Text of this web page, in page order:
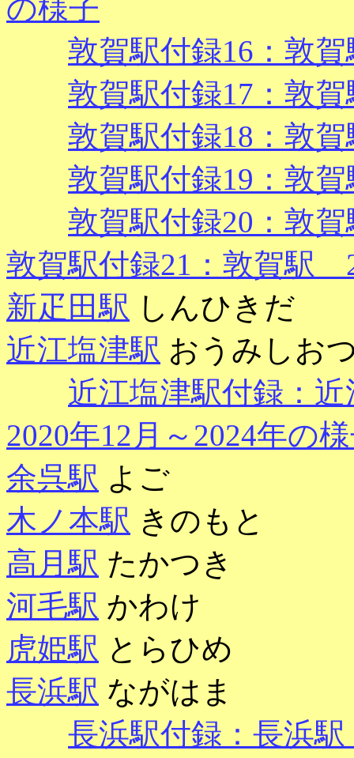
の様子
敦賀駅付録16：敦
敦賀駅付録17：敦
敦賀駅付録18：敦
敦賀駅付録19：敦
敦賀駅付録20：敦
敦賀駅付録21：敦賀駅
新疋田駅 しんひきだ
近江塩津駅 おうみしお
近江塩津駅付録：
2020年12月～2024年の
余呉駅 よご
木ノ本駅 きのもと
高月駅 たかつき
河毛駅 かわけ
虎姫駅 とらひめ
長浜駅 ながはま
長浜駅付録：長浜